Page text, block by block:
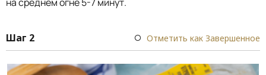
Шаг 2 Отметить как Завершенное